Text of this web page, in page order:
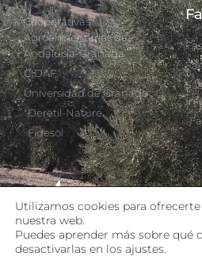
Cooperativas
Agroalimentarias de
Andalucía-Granada
CIDAF
Universidad de Granada
Deretil-Nature
Fidesol
Utilizamos cookies para
nuestra web.
Puedes aprender más sobre qué
desactivarlas en los ajustes.